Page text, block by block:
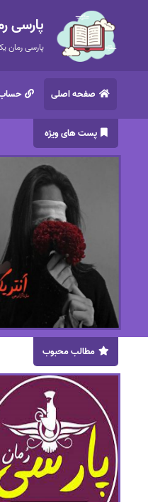
پارسی
پارسی رمان
صفحه اصلی حساب
پست های ویژه
مطالب محبوب